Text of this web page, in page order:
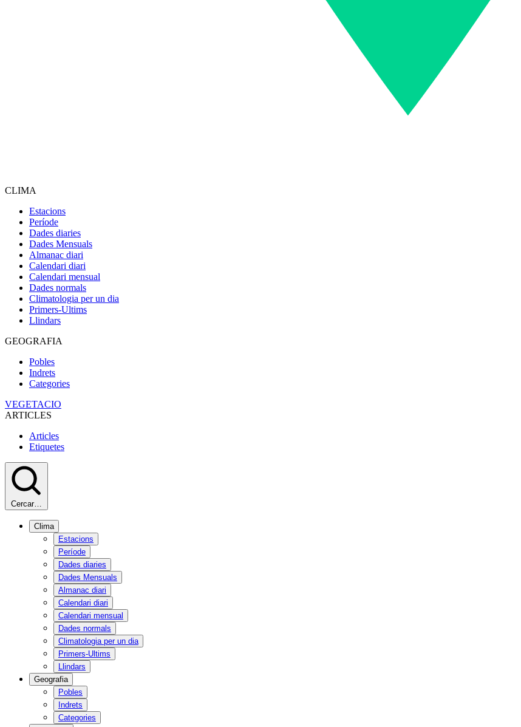
CLIMA
Estacions
Període
Dades diaries
Dades Mensuals
Almanac diari
Calendari diari
Calendari mensual
Dades normals
Climatologia per un dia
Primers-Ultims
Llindars
GEOGRAFIA
Pobles
Indrets
Categories
VEGETACIO
ARTICLES
Articles
Etiquetes
Cercar…
Clima
Estacions
Període
Dades diaries
Dades Mensuals
Almanac diari
Calendari diari
Calendari mensual
Dades normals
Climatologia per un dia
Primers-Ultims
Llindars
Geografia
Pobles
Indrets
Categories